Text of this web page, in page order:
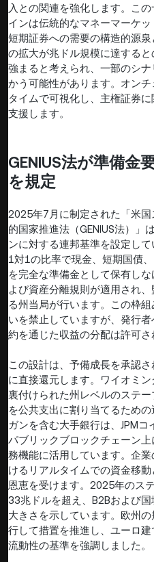
入との関連を強化します。こ
インは伝統的なマネーマーケ
短期証券への需要の構造的源
の拡大が兆ドル規模に達する
強まると考えられ、一部のシ
かう可能性があります。オン
タイムで可視化し、主権証券
支援します。
GENIUS法が準備金
を規定
2025年7月に制定された「米
的国家推進法（GENIUS法）」
ンに対する連邦基準を設定し
1対1の比率で現金、短期国債
を完全な準備金として保有し
よび資産分離規則が適用され
る州当局が行います。この枠
いを禁止していますが、発行
約を通じた収益の分配は許可さ
この設計は、予備成長を承認
に直接還元します。ワイオミ
裏付けられた州レベルのステ
を公共支出に割り当てるため
ガンを含む大手銀行は、JPM
パブリックブロックチェーン
務機能に活用しています。企
けるリアルタイムでの資金移
恩恵を受けます。2025年のス
33兆ドルを超え、B2Bおよび
大きさを示しています。欧州
行して措置を推進し、ユーロ
流動性の基準を強調しました。